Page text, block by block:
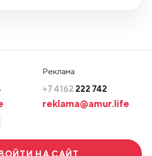
Реклама
+7 4162 222 742
reklama@amur.life